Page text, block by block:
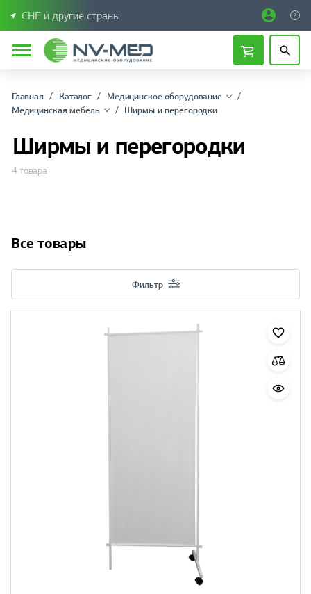
СНГ и другие страны
Главная Каталог
Медицинское оборудование
Медицинская мебель
Ширмы и перегородки
Ширмы и перегородки
4 товара
Все товары
Фильтр